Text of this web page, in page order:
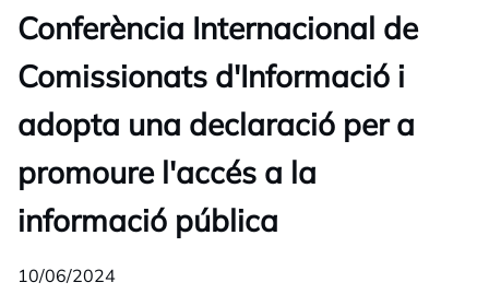
Conferència Internacional de
Comissionats d'Informació i
adopta una declaració per a
promoure l'accés a la
informació pública
10/06/2024